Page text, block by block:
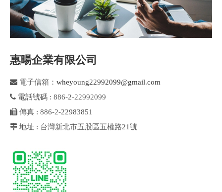
惠暘企業有限公司
 電子信箱： wheyoung22992099@gmail.com
 電話號碼 : 886-2-22992099
 傳真 : 886-2-22983851
 地址 : 台灣新北市五股區五權路21號